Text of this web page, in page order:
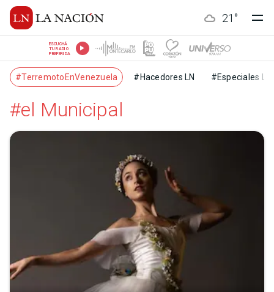
21 °
ESCUCHÁ
TU RADIO
PREFERIDA
#TerremotoEnVenezuela #Hacedores LN #Especiales LN
#el Municipal